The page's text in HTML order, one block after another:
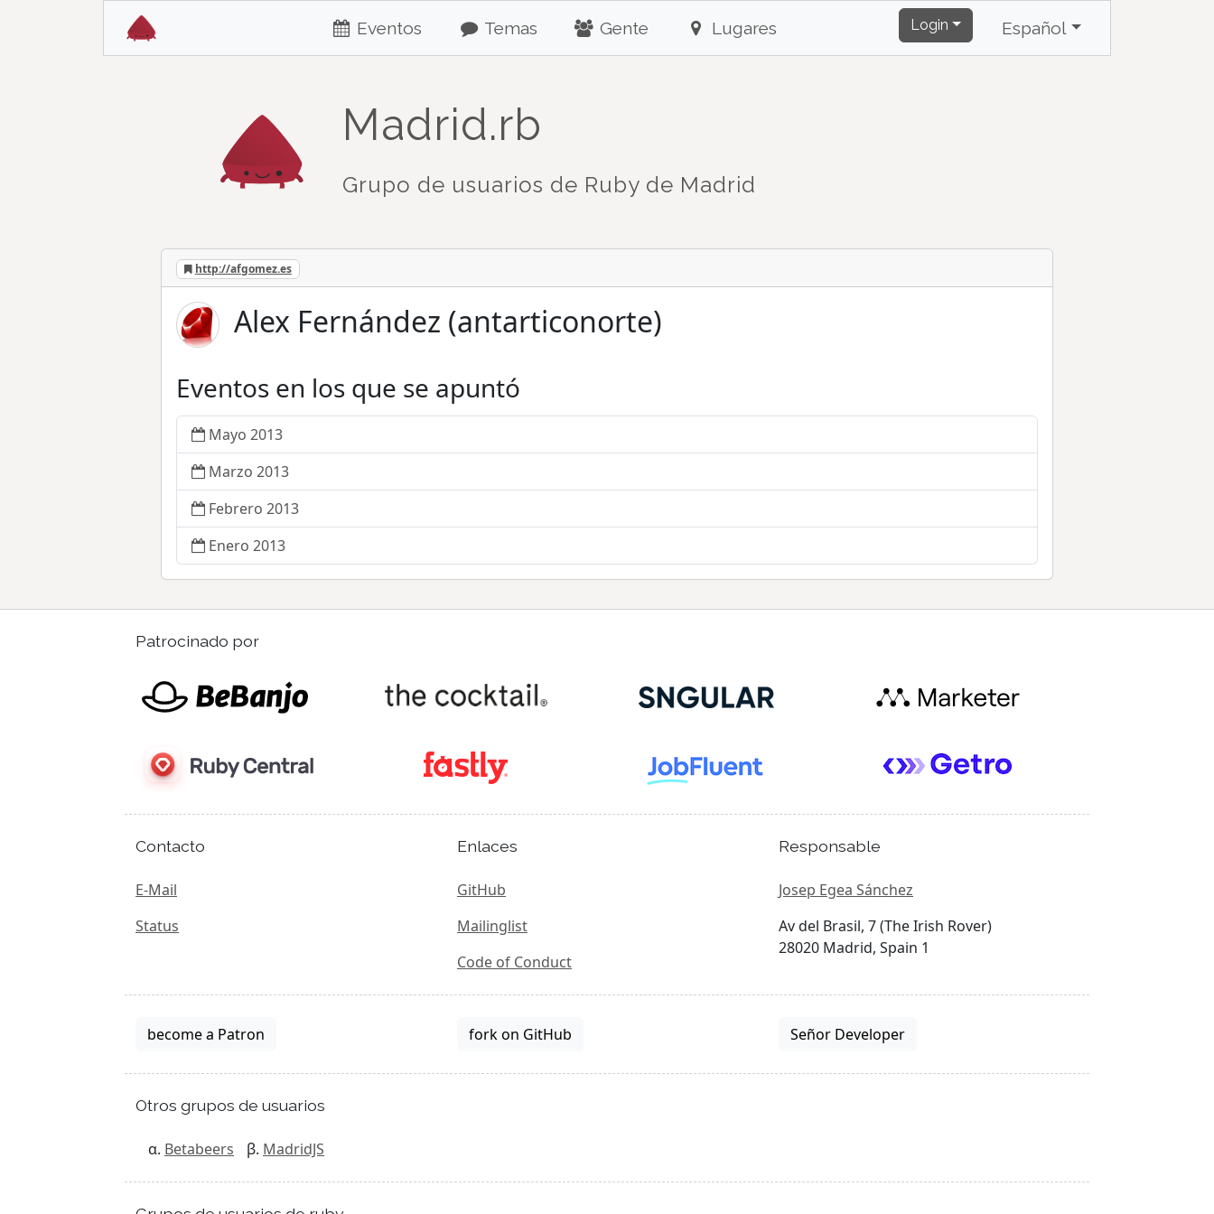
Eventos Temas Gente Lugares Login Español
Madrid.rb
Grupo de usuarios de Ruby de Madrid
http://afgomez.es
Alex Fernández (antarticonorte)
Eventos en los que se apuntó
Mayo 2013
Marzo 2013
Febrero 2013
Enero 2013
Patrocinado por
Contacto
E-Mail
Status
Enlaces
GitHub
Mailinglist
Code of Conduct
Responsable
Josep Egea Sánchez
Av del Brasil, 7 (The Irish Rover)
28020 Madrid, Spain 1
become a Patron fork on GitHub Señor Developer
Otros grupos de usuarios
Betabeers MadridJS